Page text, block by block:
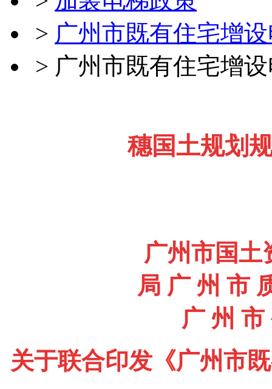
> 广州市既有住宅增
> 广州市既有住宅增
穗国土规划
广州市国土
局 广 州 市
广 州
关于联合印发《广州市